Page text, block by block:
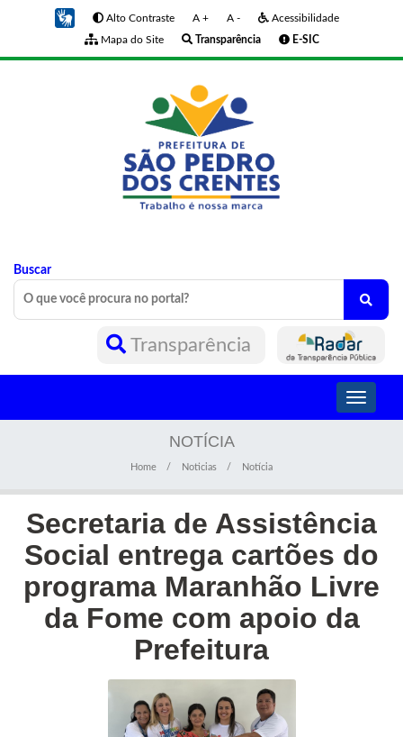
Alto Contraste A + A -
Acessibilidade
Mapa do Site
Transparência E-SIC
Buscar
Transparência
Toggle
NOTÍCIA
Home Noticias Notícia
Secretaria de Assistência
Social entrega cartões do
programa Maranhão Livre
da Fome com apoio da
Prefeitura